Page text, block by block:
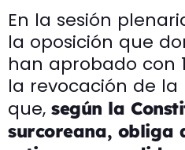
En la sesión
la oposición que
han aprobado con
la revocación de la
que, según la
surcoreana, obliga